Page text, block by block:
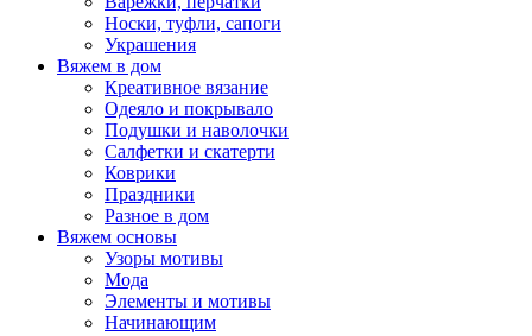
Носки, туфли, сапоги
Украшения
Вяжем в дом
Креативное вязание
Одеяло и покрывало
Подушки и наволочки
Салфетки и скатерти
Коврики
Праздники
Разное в дом
Вяжем основы
Узоры мотивы
Мода
Элементы и мотивы
Начинающим